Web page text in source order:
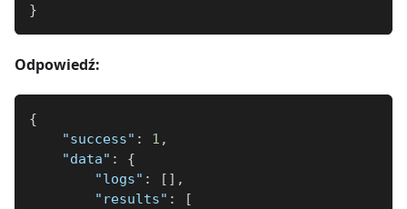
}
Odpowiedź:
{
"success" : 1 ,
"data" :
{
"logs" : [ ] ,
"results" : [